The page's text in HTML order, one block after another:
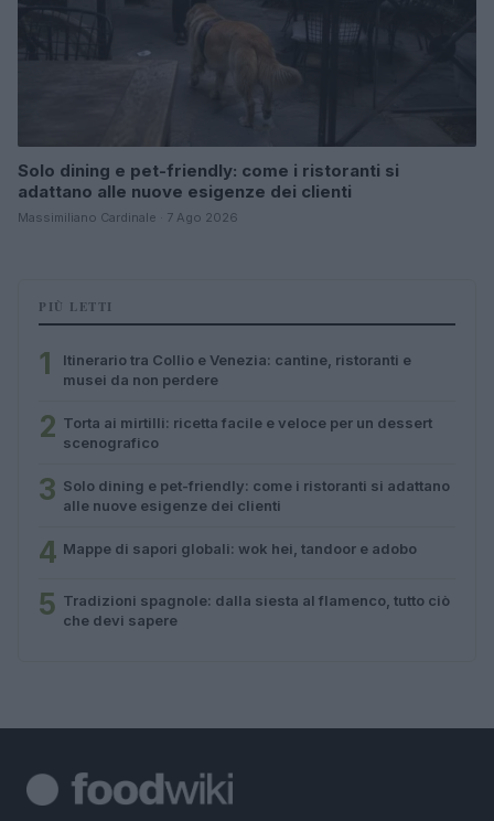
Solo dining e pet-friendly: come i ristoranti si
adattano alle nuove esigenze dei clienti
Massimiliano Cardinale · 7 Ago 2026
PIÙ LETTI
1
Itinerario tra Collio e Venezia: cantine, ristoranti e
musei da non perdere
2 Torta ai mirtilli: ricetta facile e veloce per un dessert
scenografico
3 Solo dining e pet-friendly: come i ristoranti si adattano
alle nuove esigenze dei clienti
4 Mappe di sapori globali: wok hei, tandoor e adobo
5 Tradizioni spagnole: dalla siesta al flamenco, tutto ciò
che devi sapere